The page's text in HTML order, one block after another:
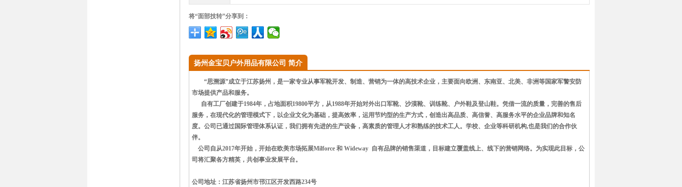
将“面部技转”分享到：
扬州金宝贝户外用品有限公司 简介
“思溯源”成立于江苏扬州，是一家专业从事军靴开发、制造、营销为一体的高技术企业，主要面向欧洲、东南亚、北美、非洲等国家军警安防
市场提供产品和服务。
自有工厂创建于1984年，占地面积19800平方，从1988年开始对外出口军靴、沙漠靴、训练靴、户外鞋及登山鞋。凭借一流的质量，完善的售后
服务，在现代化的管理模式下，以企业文化为基础，提高效率，运用节约型的生产方式，创造出高品质、高信誉、高服务水平的企业品牌和知名
度。公司已通过国际管理体系认证，我们拥有先进的生产设备，高素质的管理人才和熟练的技术工人。学校、企业等科研机构,也是我们的合作伙
伴。
公司自从2017年开始，开始在欧美市场拓展Milforce 和 Wideway 自有品牌的销售渠道，目标建立覆盖线上、线下的营销网络。为实现此目标，公
司将汇聚各方精英，共创事业发展平台。
公司地址：江苏省扬州市邗江区开发西路234号